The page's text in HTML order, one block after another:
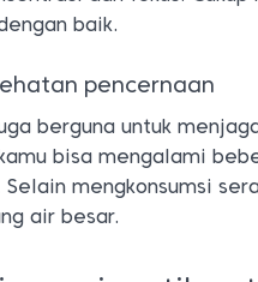
baik.
pencernaan
berguna untuk
bisa mengalami
mengkonsumsi
air besar.